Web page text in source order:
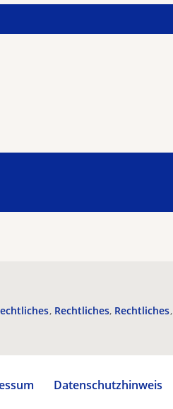
Rechtliches Rechtliches
Datenschutzhinweis